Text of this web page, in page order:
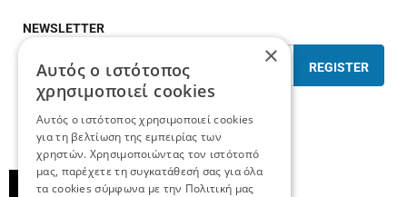
NEWSLETTER
REGISTER
×
Αυτός ο ιστότοπος
χρησιμοποιεί cookies
Αυτός ο ιστότοπος χρησιμοποιεί cookies
για τη βελτίωση της εμπειρίας των
χρηστών. Χρησιμοποιώντας τον ιστότοπό
μας, παρέχετε τη συγκατάθεσή σας για όλα
τα cookies σύμφωνα με την Πολιτική μας